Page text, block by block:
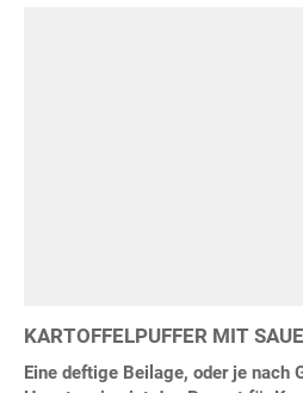
KARTOFFELPUFFER MIT
Eine deftige Beilage, oder je nach